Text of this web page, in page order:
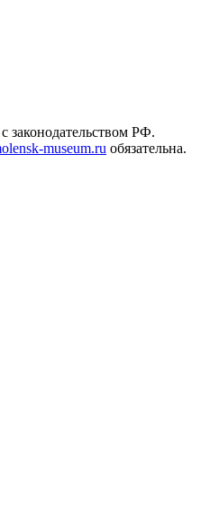
законодательством РФ.
museum.ru обязательна.